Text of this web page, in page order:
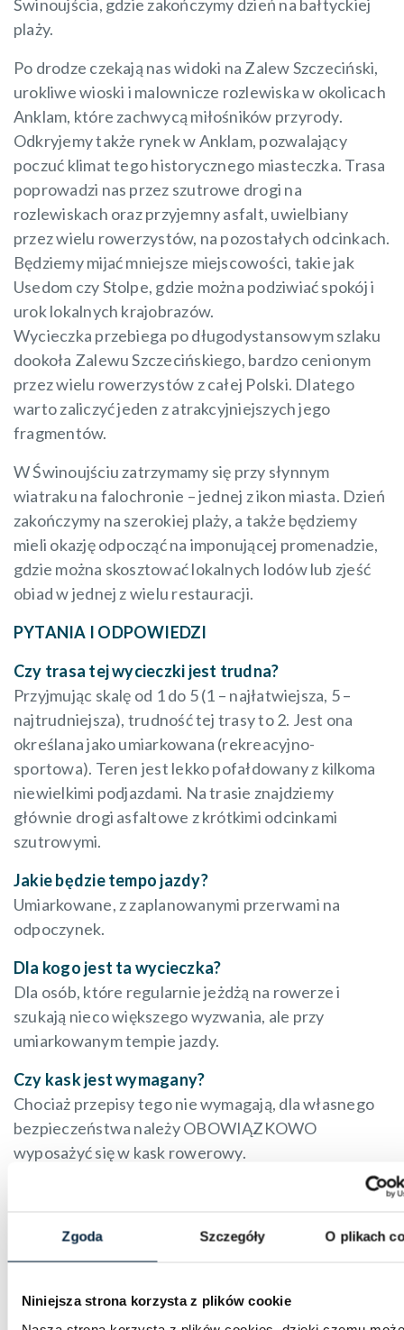
Zgoda Szczegóły O plikach
Niniejsza strona korzysta z plików cookie
Świnoujścia, gdzie zakończymy dzień na bałtyckiej
plaży.
Po drodze czekają nas widoki na Zalew Szczeciński,
urokliwe wioski i malownicze rozlewiska w okolicach
Anklam, które zachwycą miłośników przyrody.
Odkryjemy także rynek w Anklam, pozwalający
poczuć klimat tego historycznego miasteczka. Trasa
poprowadzi nas przez szutrowe drogi na
rozlewiskach oraz przyjemny asfalt, uwielbiany
przez wielu rowerzystów, na pozostałych odcinkach.
Będziemy mijać mniejsze miejscowości, takie jak
Usedom czy Stolpe, gdzie można podziwiać spokój i
urok lokalnych krajobrazów.
Wycieczka przebiega po długodystansowym szlaku
dookoła Zalewu Szczecińskiego, bardzo cenionym
przez wielu rowerzystów z całej Polski. Dlatego
warto zaliczyć jeden z atrakcyjniejszych jego
fragmentów.
W Świnoujściu zatrzymamy się przy słynnym
wiatraku na falochronie – jednej z ikon miasta. Dzień
zakończymy na szerokiej plaży, a także będziemy
mieli okazję odpocząć na imponującej promenadzie,
gdzie można skosztować lokalnych lodów lub zjeść
obiad w jednej z wielu restauracji.
PYTANIA I ODPOWIEDZI
Czy trasa tej wycieczki jest trudna?
Przyjmując skalę od 1 do 5 (1 – najłatwiejsza, 5 –
najtrudniejsza), trudność tej trasy to 2. Jest ona
określana jako umiarkowana (rekreacyjno-
sportowa). Teren jest lekko pofałdowany z kilkoma
niewielkimi podjazdami. Na trasie znajdziemy
głównie drogi asfaltowe z krótkimi odcinkami
szutrowymi.
Jakie będzie tempo jazdy?
Umiarkowane, z zaplanowanymi przerwami na
odpoczynek.
Dla kogo jest ta wycieczka?
Dla osób, które regularnie jeżdżą na rowerze i
szukają nieco większego wyzwania, ale przy
umiarkowanym tempie jazdy.
Czy kask jest wymagany?
Chociaż przepisy tego nie wymagają, dla własnego
bezpieczeństwa należy OBOWIĄZKOWO
wyposażyć się w kask rowerowy.
zestawu naprawczego oraz innych akcesoriów
potrzebnych do wymiany dętki i naprawy roweru,
zapewniają wsparcia serwisowego podczas wyjazdu.